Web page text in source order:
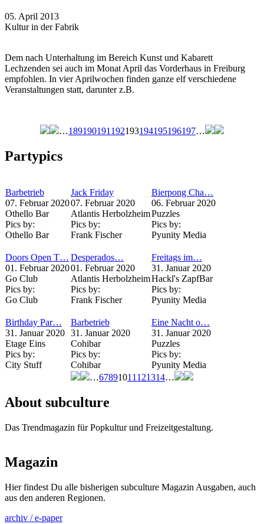
05. April 2013
Kultur in der Fabrik
Dem nach Unterhaltung im Bereich Kunst und Kabarett
Lechzenden sei auch im Monat April das Vorderhaus in Freiburg
empfohlen. In vier Aprilwochen finden ganze elf verschiedene
Veranstaltungen statt, darunter z.B.
…189190191 192193194195196197…
Partypics
Barbetrieb
07. Februar 2020
Othello Bar
Pics by:
Othello Bar
Jack Friday
07. Februar 2020
Atlantis Herbolzheim
Pics by:
Frank Fischer
Bierpong Cha…
06. Februar 2020
Puzzles
Pics by:
Pyunity Media
Doors Open T…
01. Februar 2020
Go Club
Pics by:
Go Club
Desperados…
01. Februar 2020
Atlantis Herbolzheim
Pics by:
Frank Fischer
Freitags im…
31. Januar 2020
Hackl's ZapfBar
Pics by:
Pyunity Media
Birthday Par…
31. Januar 2020
Etage Eins
Pics by:
City Stuff
Barbetrieb
31. Januar 2020
Cohibar
Pics by:
Cohibar
Eine Nacht o…
31. Januar 2020
Puzzles
Pics by:
Pyunity Media
…67891011 121314…
About subculture
Das Trendmagazin für Popkultur und Freizeitgestaltung.
Magazin
Hier findest Du alle bisherigen subculture Magazin Ausgaben, auch
aus den anderen Regionen.
archiv / e-paper